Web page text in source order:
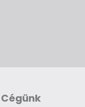
Cégünk